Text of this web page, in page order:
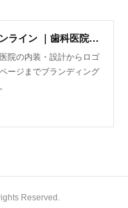
DESIGNLINE デザインライン ｜歯科医院の内装・設計からロゴマークや印刷物、ホームページまでトータルにブランディング
院の内装・設計からロゴ
ージまでブランディング
Reserved.